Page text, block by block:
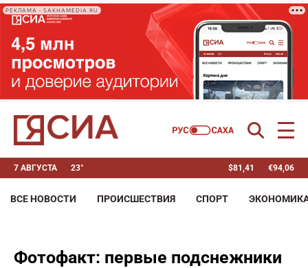
РЕКЛАМА • SAKHAMEDIA.RU
7 АВГУСТА 23° $81,41 €94,06
ВСЕ НОВОСТИ ПРОИСШЕСТВИЯ СПОРТ
Фотофакт: первые подснежники